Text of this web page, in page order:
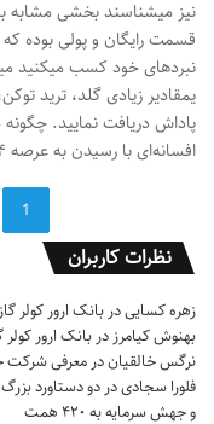
نیز میشناسند بخشی مشابه
نبردهای خود کسب میکنید
یمقادیر زیادی گلد، ترید
پاداش دریافت نمایید.
افسانه‌ای با رسیدن به عرصه ۴ …
1
نظرات کاربران
زهره کساییدر بانک ارور کولر
بهنوش کیامرز در بانک ارور
نرگس خالقیاندر معرفی شرکت
فلورا سجادیدر
و جهش سرمایه به ۴۲۰ همت